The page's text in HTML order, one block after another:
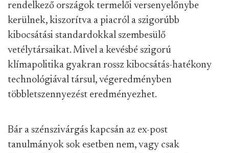
rendelkező országok termelői versenyelőnybe
kerülnek, kiszorítva a piacról a szigorúbb
kibocsátási standardokkal szembesülő
vetélytársaikat. Mivel a kevésbé szigorú
klímapolitika gyakran rossz kibocsátás-hatékony
technológiával társul, végeredményben
többletszennyezést eredményezhet.
Bár a szénszivárgás kapcsán az ex-post
tanulmányok sok esetben nem, vagy csak